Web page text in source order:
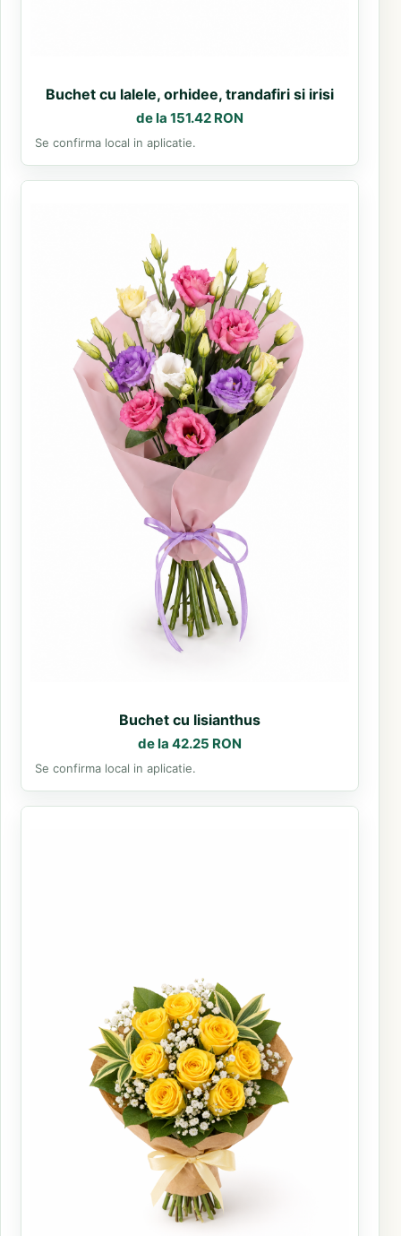
Buchet cu lalele, orhidee, trandafiri si irisi
de la 151.42 RON
Se confirma local in aplicatie.
Buchet cu lisianthus
de la 42.25 RON
Se confirma local in aplicatie.